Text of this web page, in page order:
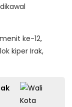
ke-12,
kiper Irak,